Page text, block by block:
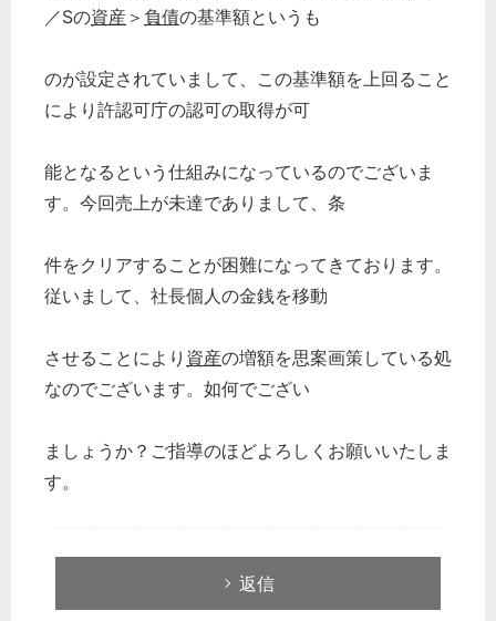
／Sの資産 ＞ 負債の基準額というも
のが設定されていまして、この基準額を上回ること
により許認可庁の認可の取得が可
能となるという仕組みになっているのでございま
す。今回売上が未達でありまして、条
件をクリアすることが困難になってきております。
従いまして、社長個人の金銭を移動
させることにより 資産の増額を思案画策している処
なのでございます。如何でござい
ましょうか？ご指導のほどよろしくお願いいたしま
す。
返信